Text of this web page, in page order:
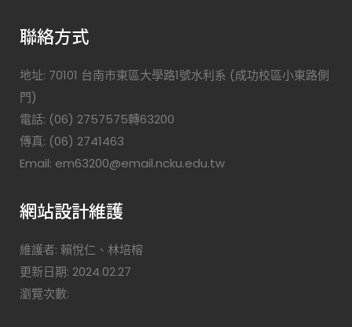
聯絡方式
地址: 70101 台南市東區大學路1號水利系 (成功校區小東路側
門)
電話: (06) 2757575轉63200
傳真: (06) 2741463
Email: em63200@email.ncku.edu.tw
網站設計維護
維護者: 賴悅仁、林培榕
更新日期: 2024.02.27
瀏覽次數: